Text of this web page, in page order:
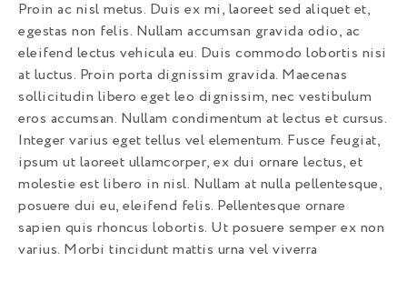
Proin ac nisl metus. Duis ex mi, laoreet sed aliquet et,
egestas non felis. Nullam accumsan gravida odio, ac
eleifend lectus vehicula eu. Duis commodo lobortis nisi
at luctus. Proin porta dignissim gravida. Maecenas
sollicitudin libero eget leo dignissim, nec vestibulum
eros accumsan. Nullam condimentum at lectus et cursus.
Integer varius eget tellus vel elementum. Fusce feugiat,
ipsum ut laoreet ullamcorper, ex dui ornare lectus, et
molestie est libero in nisl. Nullam at nulla pellentesque,
posuere dui eu, eleifend felis. Pellentesque ornare
sapien quis rhoncus lobortis. Ut posuere semper ex non
varius. Morbi tincidunt mattis urna vel viverra